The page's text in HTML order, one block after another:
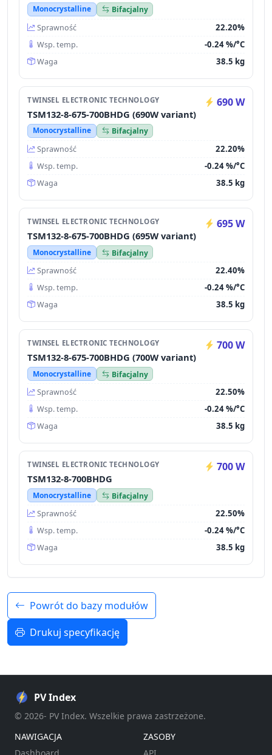
Monocrystalline
Bifacjalny
Sprawność
22.20%
Wsp. temp. -0.24 %/°C
Waga 38.5 kg
TWINSEL ELECTRONIC TECHNOLOGY 690 W
TSM132-8-675-700BHDG (690W variant)
Monocrystalline
Bifacjalny
Sprawność
22.20%
Wsp. temp. -0.24 %/°C
Waga 38.5 kg
TWINSEL ELECTRONIC TECHNOLOGY 695 W
TSM132-8-675-700BHDG (695W variant)
Monocrystalline
Bifacjalny
Sprawność
22.40%
Wsp. temp. -0.24 %/°C
Waga 38.5 kg
TWINSEL ELECTRONIC TECHNOLOGY 700 W
TSM132-8-675-700BHDG (700W variant)
Monocrystalline
Bifacjalny
Sprawność
22.50%
Wsp. temp. -0.24 %/°C
Waga 38.5 kg
TWINSEL ELECTRONIC TECHNOLOGY 700 W
TSM132-8-700BHDG
Monocrystalline
Bifacjalny
Sprawność
22.50%
Wsp. temp. -0.24 %/°C
Waga 38.5 kg
Powrót do bazy modułów
Drukuj specyfikację
PV Index
© 2026- PV Index. Wszelkie prawa zastrzeżone.
NAWIGACJA
ZASOBY